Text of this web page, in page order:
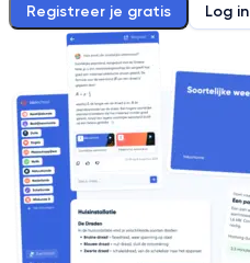
Registreer je gratis Log in